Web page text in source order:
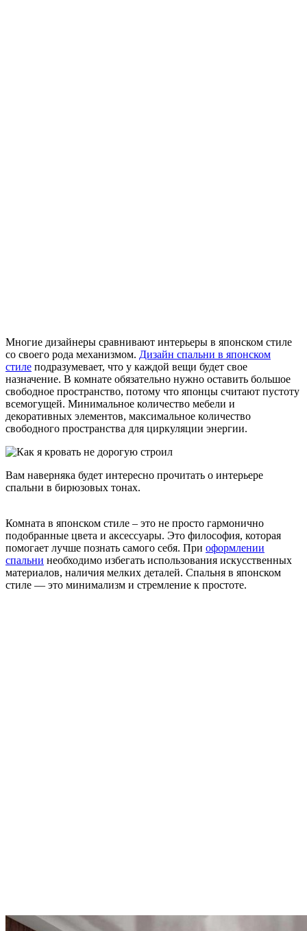
Многие дизайнеры сравнивают интерьеры в японском стиле
со своего рода механизмом. Дизайн спальни в японском
стиле подразумевает, что у каждой вещи будет свое
назначение. В комнате обязательно нужно оставить большое
свободное пространство, потому что японцы считают пустоту
всемогущей. Минимальное количество мебели и
декоративных элементов, максимальное количество
свободного пространства для циркуляции энергии.
Вам наверняка будет интересно прочитать о интерьере
спальни в бирюзовых тонах.
Комната в японском стиле – это не просто гармонично
подобранные цвета и аксессуары. Это философия, которая
помогает лучше познать самого себя. При оформлении
спальни необходимо избегать использования искусственных
материалов, наличия мелких деталей. Спальня в японском
стиле — это минимализм и стремление к простоте.